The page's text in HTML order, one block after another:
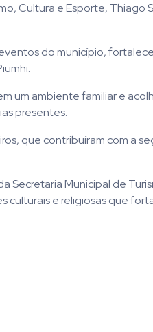
Cultura e Esporte, Thiago
do município,
um ambiente familiar e
presentes.
que contribuíram com a
Secretaria Municipal de
culturais e religiosas que